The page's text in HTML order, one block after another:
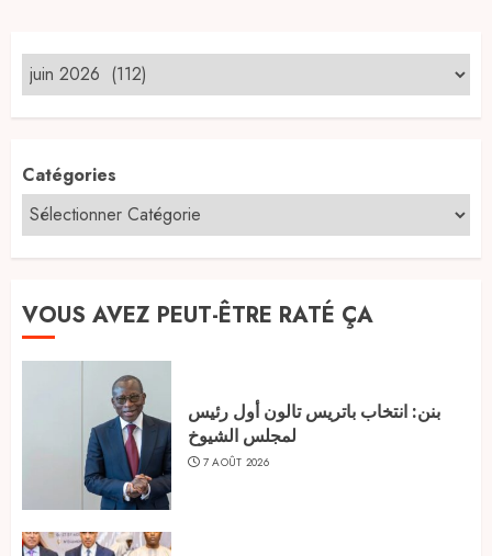
publications
Catégories
VOUS AVEZ PEUT-ÊTRE RATÉ ÇA
بنن: انتخاب باتريس تالون أول رئيس
لمجلس الشيوخ
7 AOÛT 2026